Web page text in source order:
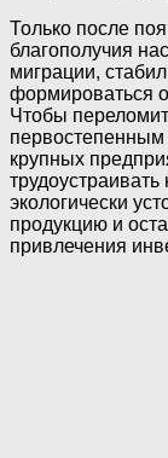
Только после
благополучия
миграции,
формироваться
Чтобы
крупных
экологически
продукцию и
привлечения